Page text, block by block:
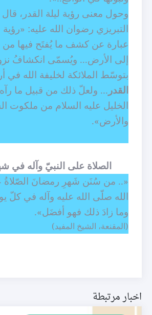
وحول معنى رؤية ليلة القدر،
التبريزي رضوان الله عليه: «رؤية
عبارة عن كشف ما يُفتَح فيها من
إلى الأرض... ويُسمّى انكشافُ
بتوسّط الملائكة لخليفة الله
القدر ... ولعلّ ذلك من قبيل ما رآه
الخليل عليه السلام من ملكوت
والأرض».
الصلاة على النبيّ وآله في
«.. من سُنَن شَهرِ رمضانَ
الله صلّى الله عليه وآله في كلّ
وما زادَ ذلك فهو أفضَل».
(المقنعة، الشيخ المفيد)
اخبار مرتبطة